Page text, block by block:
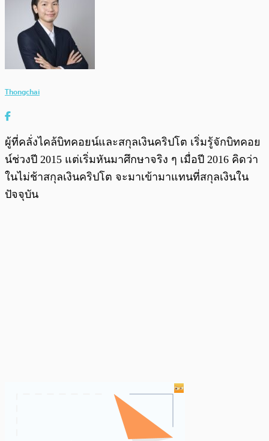
Thongchai
ผู้ที่คลั่งไคล้บิทคอยน์และสกุลเงินคริปโต เริ่มรู้จักบิทคอย
น์ช่วงปี 2015 แต่เริ่มหันมาศึกษาจริง ๆ เมื่อปี 2016 คิดว่า
ในไม่ช้าสกุลเงินคริปโต จะมาเข้ามาแทนที่สกุลเงินใน
ปัจจุบัน